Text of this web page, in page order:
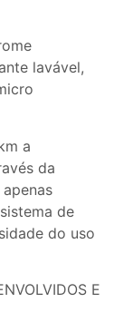
lavável,
a
da
de
do uso
E